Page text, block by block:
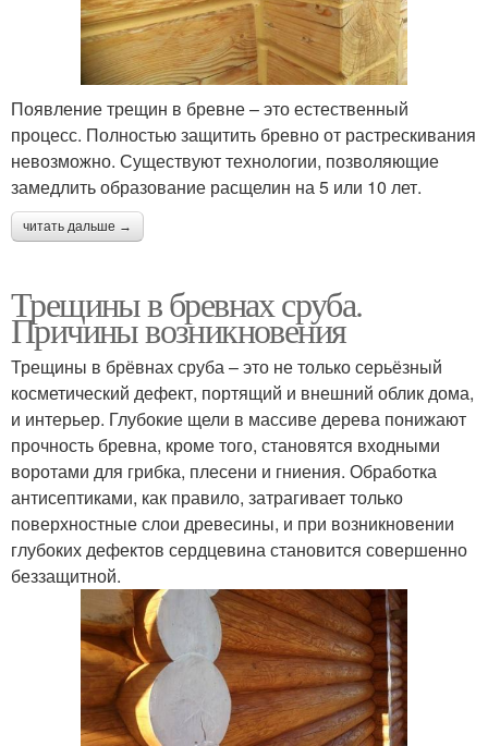
Появление трещин в бревне – это естественный
процесс. Полностью защитить бревно от растрескивания
невозможно. Существуют технологии, позволяющие
замедлить образование расщелин на 5 или 10 лет.
читать дальше →
Трещины в бревнах сруба.
Причины возникновения
Трещины в брёвнах сруба – это не только серьёзный
косметический дефект, портящий и внешний облик дома,
и интерьер. Глубокие щели в массиве дерева понижают
прочность бревна, кроме того, становятся входными
воротами для грибка, плесени и гниения. Обработка
антисептиками, как правило, затрагивает только
поверхностные слои древесины, и при возникновении
глубоких дефектов сердцевина становится совершенно
беззащитной.